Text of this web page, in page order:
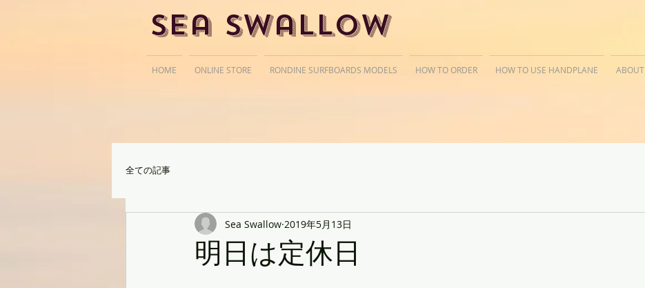
Sea Swallow
全ての記事
明日は定休日
Sea Swallow 2019年5月13日
HOME ONLINE STORE RONDINE SURFBOARDS MODELS HOW TO ORDER HOW TO USE HANDPLANE ABOUT